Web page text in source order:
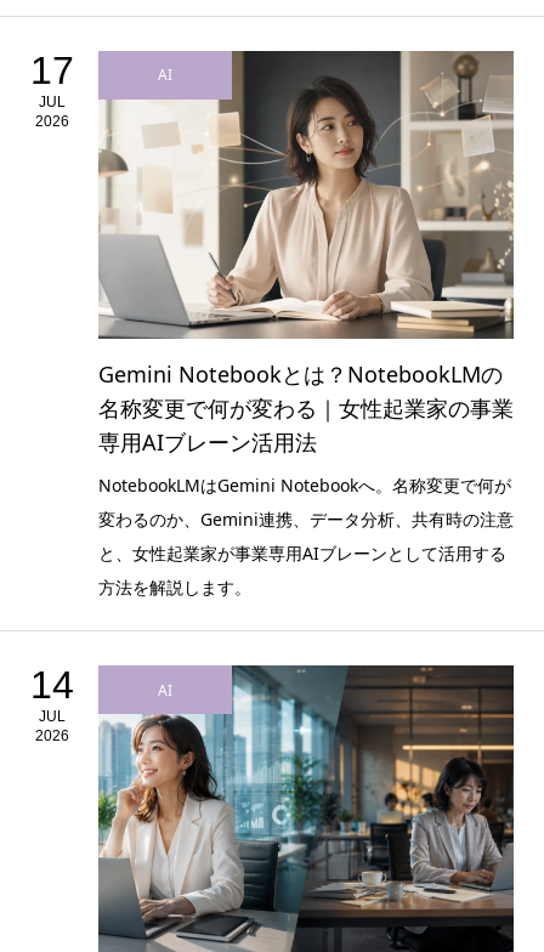
17
JUL
2026
AI
Gemini Notebookとは？NotebookLMの
名称変更で何が変わる｜女性起業家の事業
専用AIブレーン活用法
NotebookLMはGemini Notebookへ。名称変更で何が
変わるのか、Gemini連携、データ分析、共有時の注意
と、女性起業家が事業専用AIブレーンとして活用する
方法を解説します。
14
JUL
2026
AI